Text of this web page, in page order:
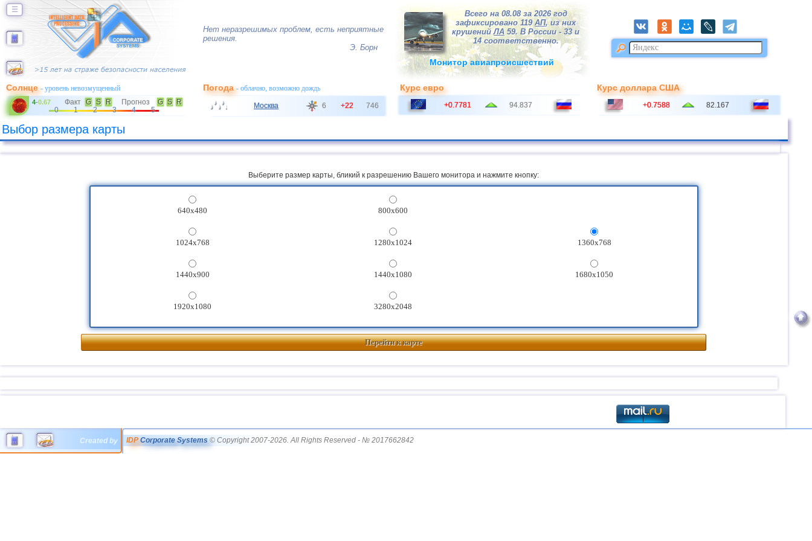
☰
Нет неразрешимых проблем, есть неприятные
решения.
Э. Борн
Всего на 08.08 за 2026 год
зафиксировано 119 АП, из них
крушенийЛА 59. В России - 33 и
14 соответственно.
Монитор авиапроисшествий
Солнце- уровень невозмущенный
4-0.67 Факт G S R Прогноз G S
R
0
1 2 3 4 5
Погода- облачно, возможно дождь
Москва 6 +22 746
Курс евро
+0.7781 94.837
Курс доллара США
+0.7588 82.167
Выбор размера карты
Выберите размер карты, бликий к разрешению Вашего монитора и нажмите кнопку:
640x480 800x600
1024x768 1280x1024 1360x768
1440x900 1440x1080 1680x1050
1920x1080 3280x2048
Перейти к карте
Created by IDP Corporate Systems © Copyright 2007-2026. All Rights Reserved - № 2017662842